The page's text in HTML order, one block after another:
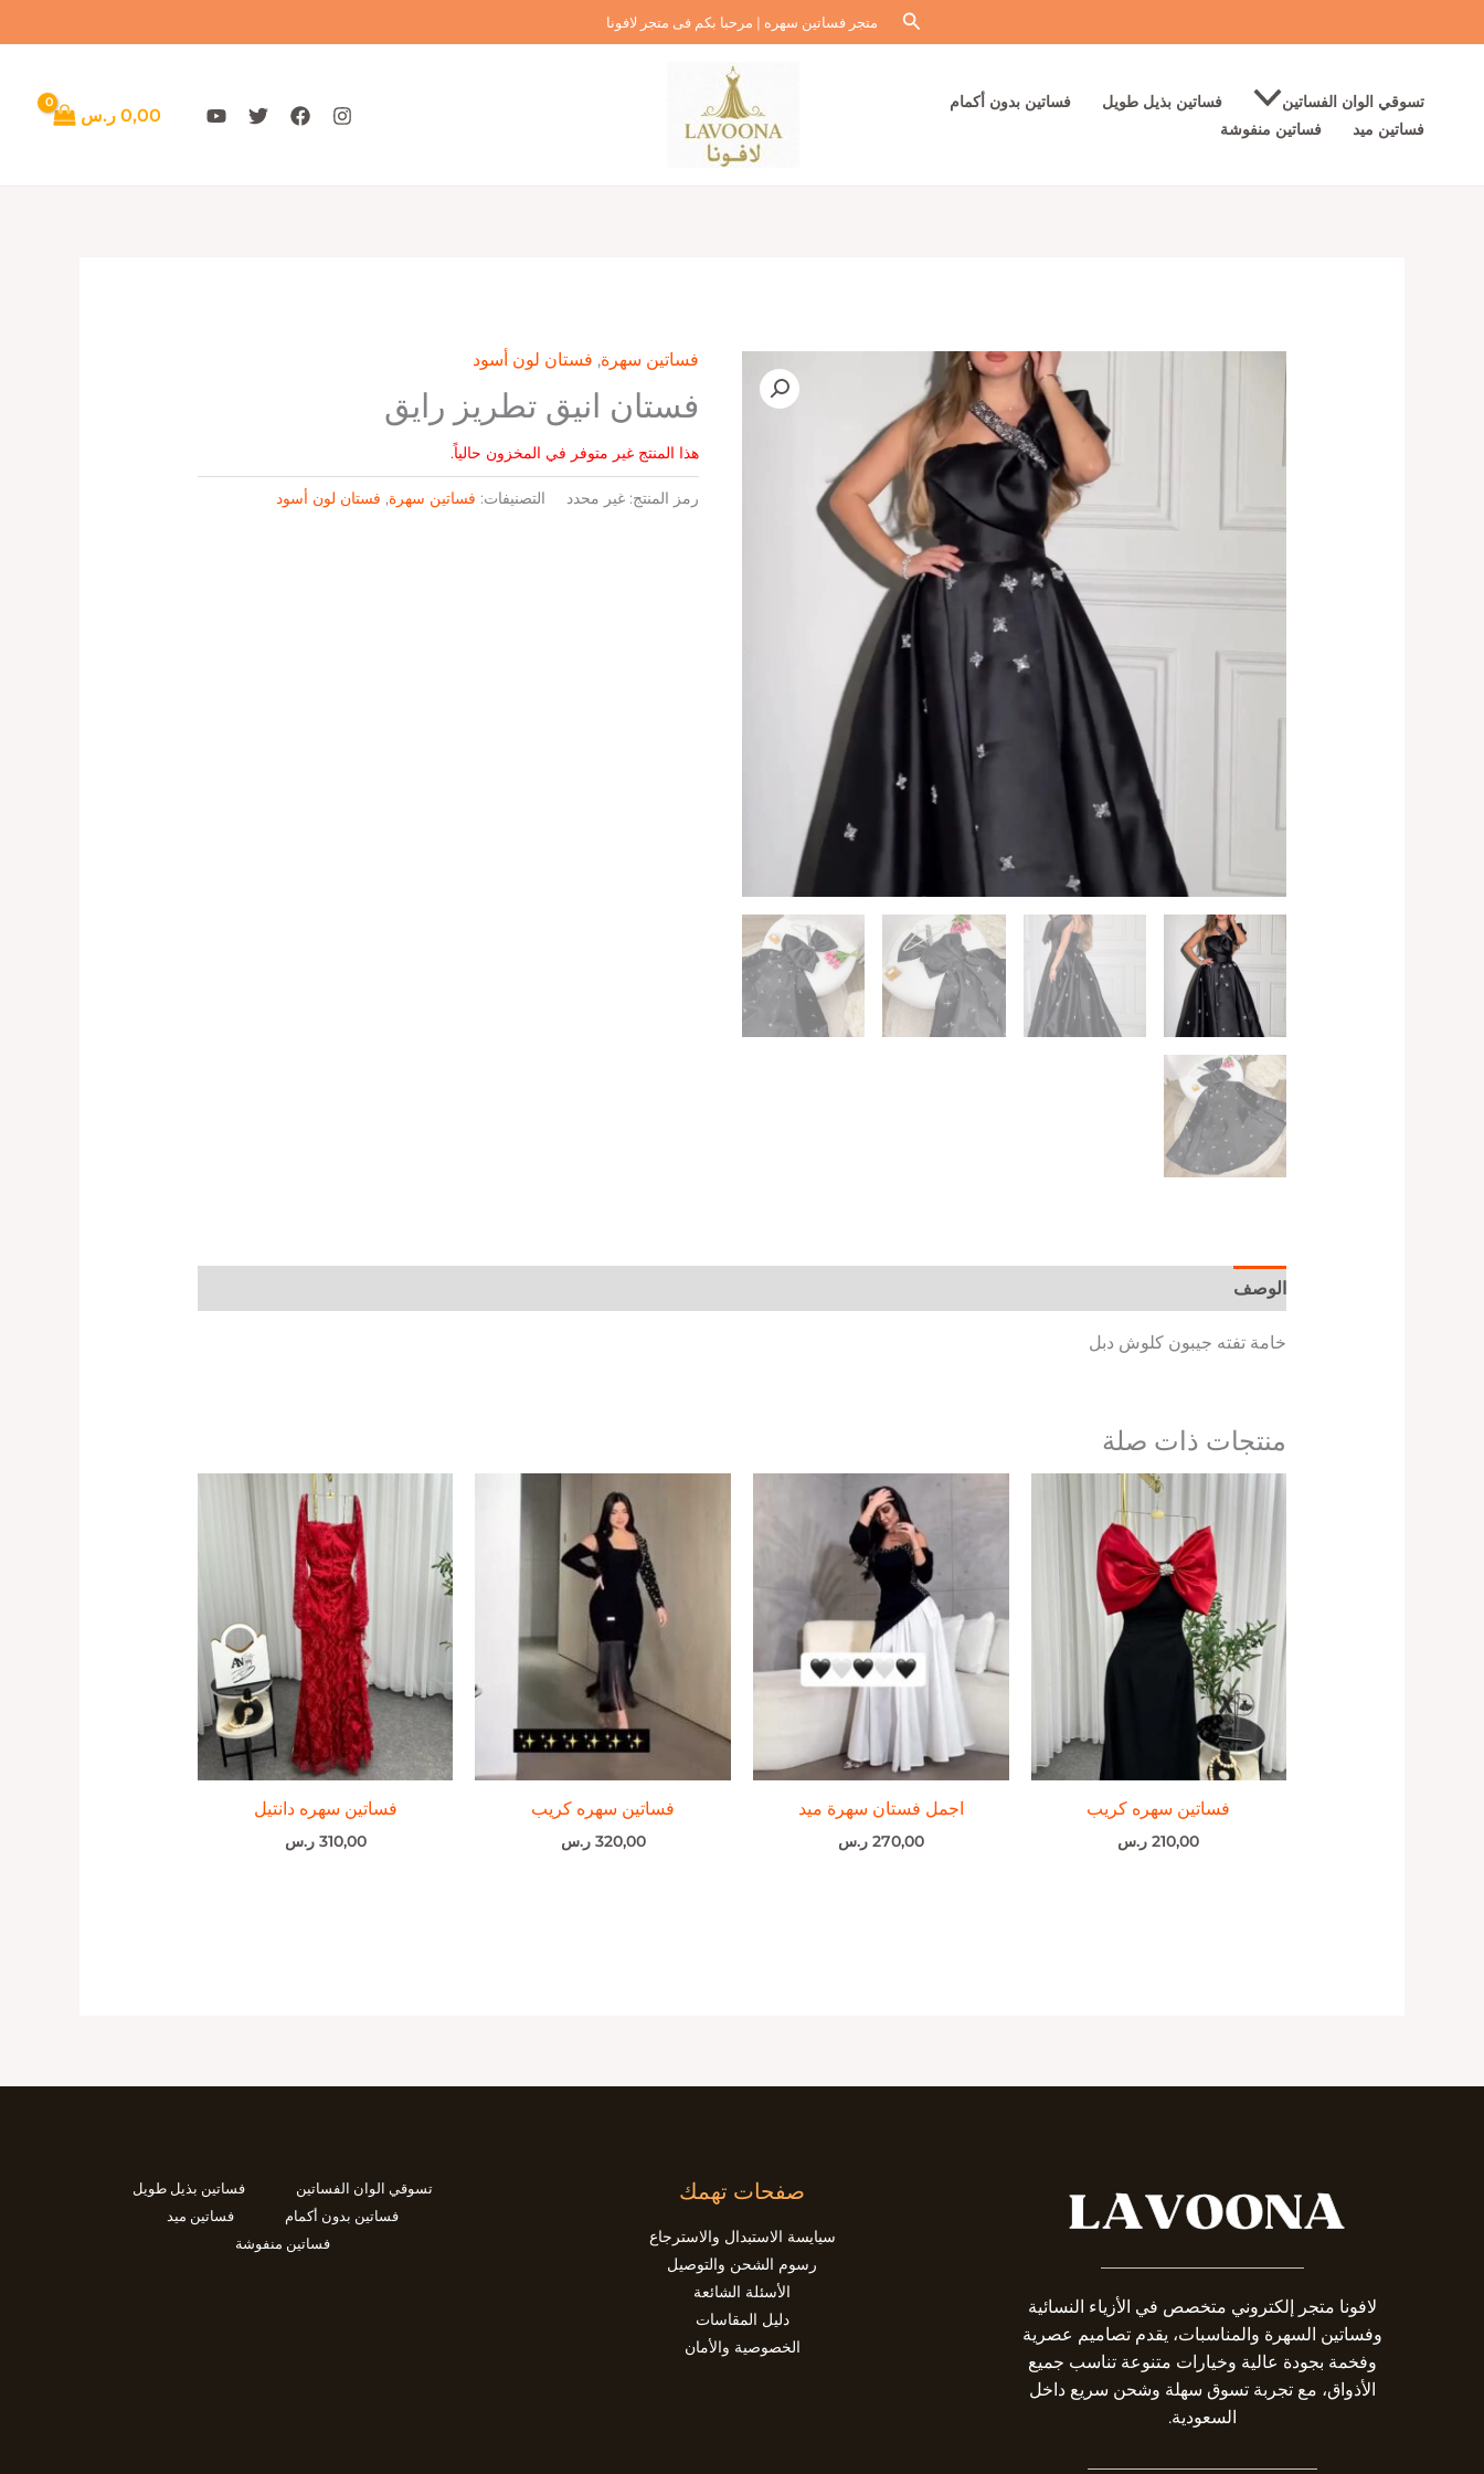
إلى
البحثمتجر فساتين سهره | مرحبا بكم فى متجر لافونا
تسوقي الوان الفساتين فساتين بذيل طويل
فساتين بدون أكمام
فساتين ميد
فساتين منفوشة
0,00 ر.س
فساتين سهرة, فستان لون أسود
فستان انيق تطريز رايق
هذا المنتج غير متوفر في المخزون حالياً.
رمز المنتج:غير محدد التصنيفات: فساتين سهرة, فستان لون أسود
الوصف
خامة تفته جيبون كلوش دبل
منتجات ذات صلة
فساتين سهره كريب
210,00 ر.س
اجمل فستان سهرة ميد
270,00 ر.س
فساتين سهره كريب
320,00 ر.س
فساتين سهره دانتيل
310,00 ر.س
لافونا متجر إلكتروني متخصص في الأزياء النسائية
وفساتين السهرة والمناسبات، يقدم تصاميم عصرية
وفخمة بجودة عالية وخيارات متنوعة تناسب جميع
الأذواق، مع تجربة تسوق سهلة وشحن سريع داخل
السعودية.
صفحات تهمك
سيايسة الاستبدال والاسترجاع
رسوم الشحن والتوصيل
الأسئلة الشائعة
دليل المقاسات
الخصوصية والأمان
تسوقي الوان الفساتين
فساتين بذيل طويل
فساتين بدون أكمام
فساتين ميد
فساتين منفوشة